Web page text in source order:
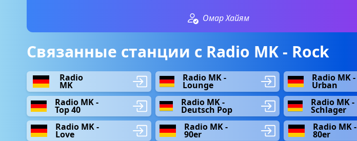
Омар Хайям
Связанные станции с Radio MK - Rock
Radio
MK
Radio MK -
Lounge
Radio MK -
Urban
Radio MK -
Top 40
Radio MK -
Deutsch Pop
Radio MK -
Schlager
Radio MK -
Love
Radio MK -
90er
Radio MK -
80er